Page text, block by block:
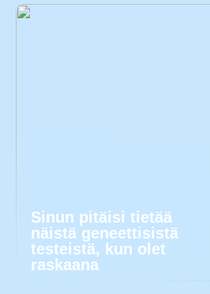
Sinun pitäisi tietää
näistä geneettisistä
testeistä, kun olet
raskaana